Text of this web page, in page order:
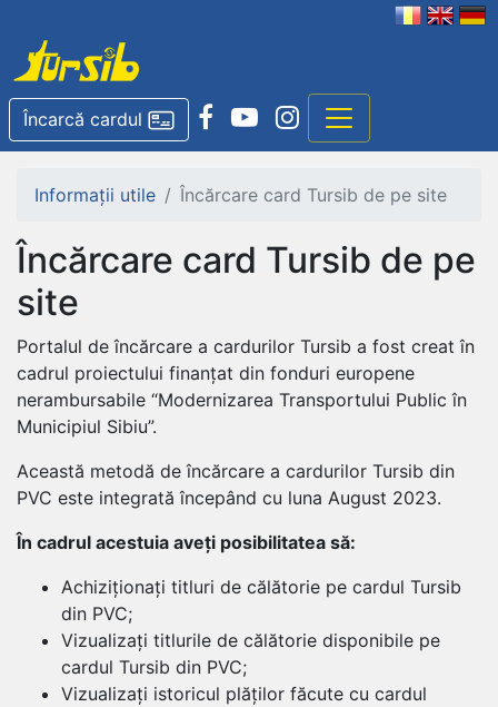
Încarcă cardul
Informații utile Încărcare card Tursib de pe site
Încărcare card Tursib de pe
site
Portalul de încărcare a cardurilor Tursib a fost creat în
cadrul proiectului finanțat din fonduri europene
nerambursabile “Modernizarea Transportului Public în
Municipiul Sibiu”.
Această metodă de încărcare a cardurilor Tursib din
PVC este integrată începând cu luna August 2023.
În cadrul acestuia aveți posibilitatea să:
Achiziționați titluri de călătorie pe cardul Tursib
din PVC;
Vizualizați titlurile de călătorie disponibile pe
cardul Tursib din PVC;
Vizualizați istoricul plăților făcute cu cardul